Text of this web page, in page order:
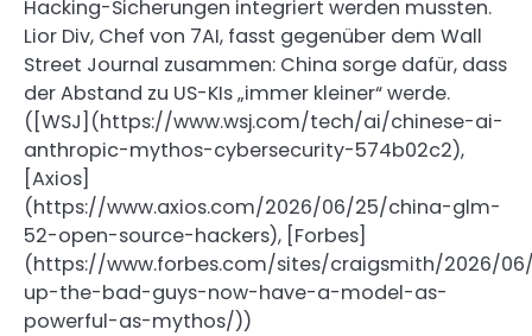
Hacking-Sicherungen integriert werden mussten.
Lior Div, Chef von 7AI, fasst gegenüber dem Wall
Street Journal zusammen: China sorge dafür, dass
der Abstand zu US-KIs „immer kleiner“ werde.
([WSJ](https://www.wsj.com/tech/ai/chinese-ai-
anthropic-mythos-cybersecurity-574b02c2),
[Axios]
(https://www.axios.com/2026/06/25/china-glm-
52-open-source-hackers), [Forbes]
(https://www.forbes.com/sites/craigsmith/2026/
up-the-bad-guys-now-have-a-model-as-
powerful-as-mythos/))